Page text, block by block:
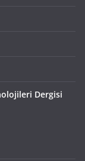
Dergisi